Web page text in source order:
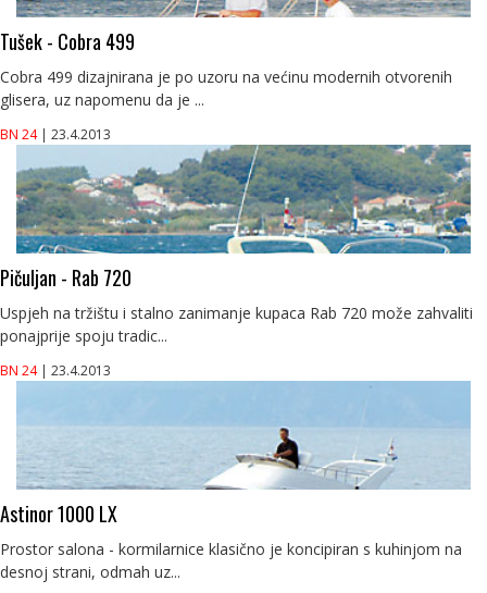
Tušek - Cobra 499
Cobra 499 dizajnirana je po uzoru na većinu modernih otvorenih
glisera, uz napomenu da je ...
BN 24 | 23.4.2013
Pičuljan - Rab 720
Uspjeh na tržištu i stalno zanimanje kupaca Rab 720 može zahvaliti
ponajprije spoju tradic...
BN 24 | 23.4.2013
Astinor 1000 LX
Prostor salona - kormilarnice klasično je koncipiran s kuhinjom na
desnoj strani, odmah uz...